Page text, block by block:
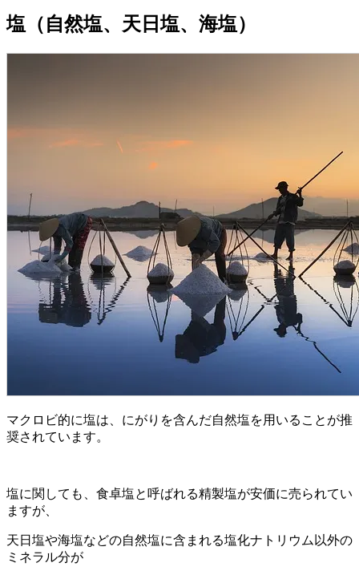
塩（自然塩、天日塩、海塩）
マクロビ的に塩は、にがりを含んだ自然塩を用いることが推
奨されています。
塩に関しても、食卓塩と呼ばれる精製塩が安価に売られてい
ますが、
天日塩や海塩などの自然塩に含まれる塩化ナトリウム以外の
ミネラル分が